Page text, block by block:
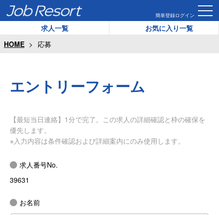
簡単登録ログイン
求人一覧
お気に入り一覧
HOME
応募
エントリーフォーム
【最短当日連絡】1分で完了。この求人の詳細確認と枠の確保を
優先します。
※入力内容は条件確認および詳細案内にのみ使用します。
求人番号No.
39631
お名前